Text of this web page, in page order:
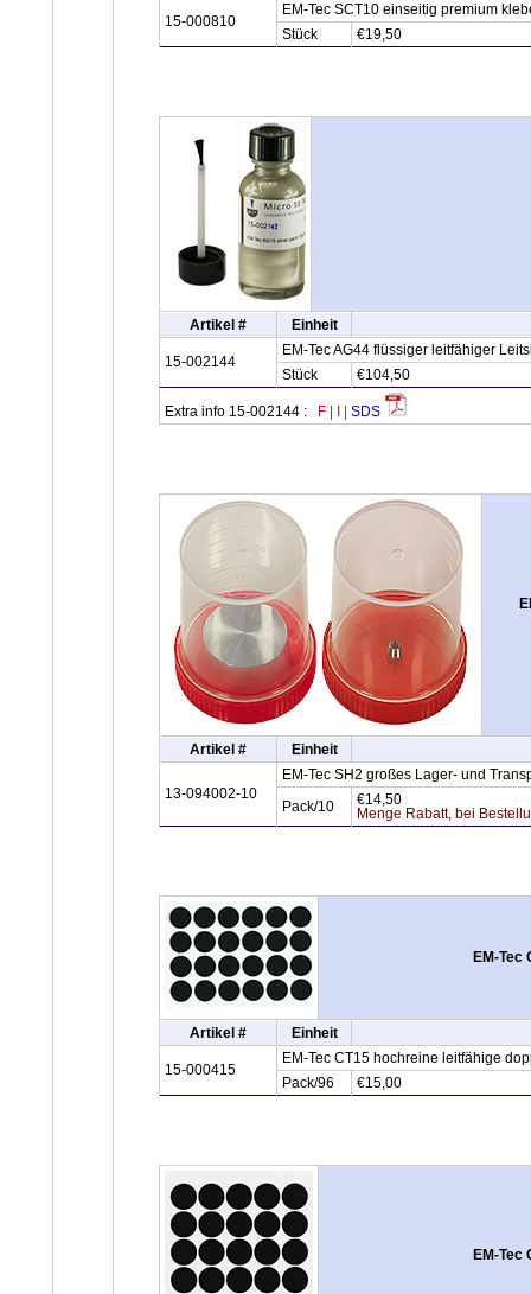
15-000810
EM-Tec SCT10 einseitig premium
Stück
€19,50
Artikel # Einheit
15-002144
EM-Tec AG44 flüssiger leitfähiger
Stück
€104,50
Extra info 15-002144 : F SDS
Artikel # Einheit
13-094002-10
EM-Tec SH2 großes Lager- und
Pack/10
€14,50
Menge Rabatt, bei
EM-
Artikel # Einheit
15-000415
EM-Tec CT15 hochreine leitfähige
Pack/96
€15,00
EM-